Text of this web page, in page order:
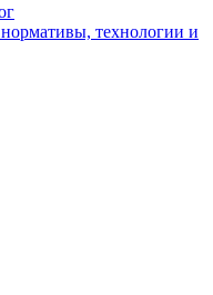
технологии и